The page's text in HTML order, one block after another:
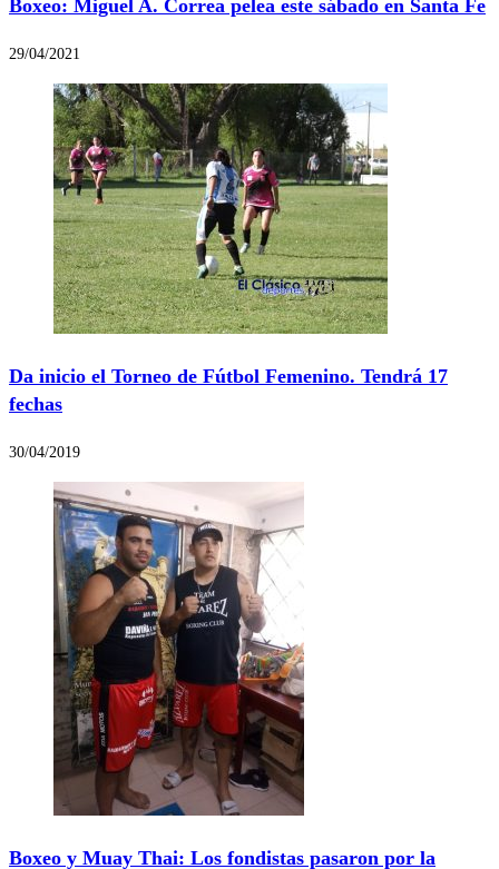
Boxeo: Miguel A. Correa pelea este sábado en Santa Fe
29/04/2021
Da inicio el Torneo de Fútbol Femenino. Tendrá 17
fechas
30/04/2019
Boxeo y Muay Thai: Los fondistas pasaron por la